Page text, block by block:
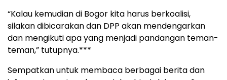
“Kalau kemudian di Bogor kita harus berkoalisi,
silakan dibicarakan dan DPP akan mendengarkan
dan mengikuti apa yang menjadi pandangan teman-
teman,” tutupnya.***
Sempatkan untuk membaca berbagai berita dan